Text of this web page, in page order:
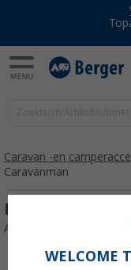
Caravan -en
Caravanman
Megasat 85cm
Artikelnr: 141704
WELCOME